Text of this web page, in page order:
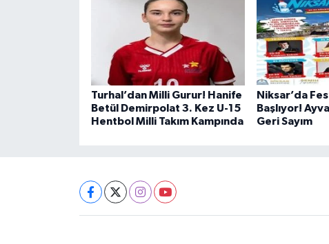
Turhal’dan Milli Gurur! Hanife
Betül Demirpolat 3. Kez U-15
Hentbol Milli Takım Kampında
Niksar’da
Başlıyor!
Geri Sayım